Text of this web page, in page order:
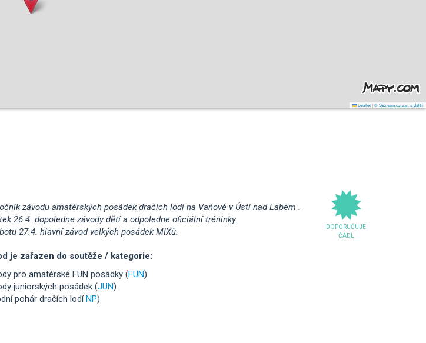
Leaflet|© Seznam.cz a.s. a další
DOPORUČUJE
ČADL
závodu amatérských posádek dračích lodí na Vaňově v Ústí nad Labem .
26.4. dopoledne závody dětí a odpoledne oficiální tréninky.
27.4. hlavní závod velkých posádek MIXů.
je zařazen do soutěže / kategorie:
pro amatérské FUN posádky (FUN)
juniorských posádek (JUN)
pohár dračích lodíNP)